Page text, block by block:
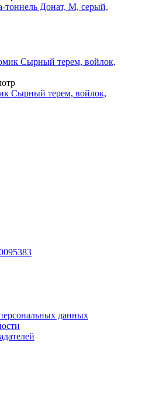
тоннель Донат, M, серый,
Сырный терем, войлок,
данных